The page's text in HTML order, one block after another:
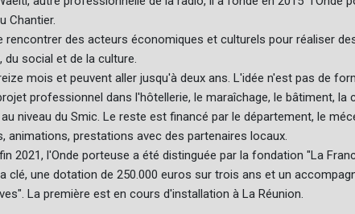
Chantier.
rencontrer des acteurs économiques et culturels pour réaliser
social et de la culture.
mois et peuvent aller jusqu'à deux ans. L'idée n'est pas de
professionnel dans l'hôtellerie, le maraîchage, le bâtiment, la
niveau du Smic. Le reste est financé par le département, le
animations, prestations avec des partenaires locaux.
2021, l'Onde porteuse a été distinguée par la fondation "La
clé, une dotation de 250.000 euros sur trois ans et un
La première est en cours d'installation à La Réunion.